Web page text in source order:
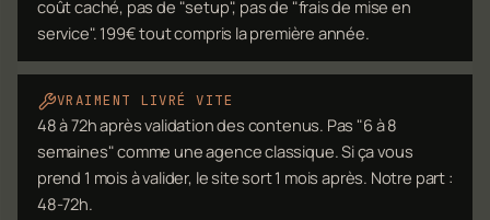
coût caché, pas de "setup", pas de "frais de mise en
service". 199€ tout compris la première année.
VRAIMENT LIVRÉ VITE
48 à 72h après validation des contenus. Pas "6 à 8
semaines" comme une agence classique. Si ça vous
prend 1 mois à valider, le site sort 1 mois après. Notre part :
48-72h.